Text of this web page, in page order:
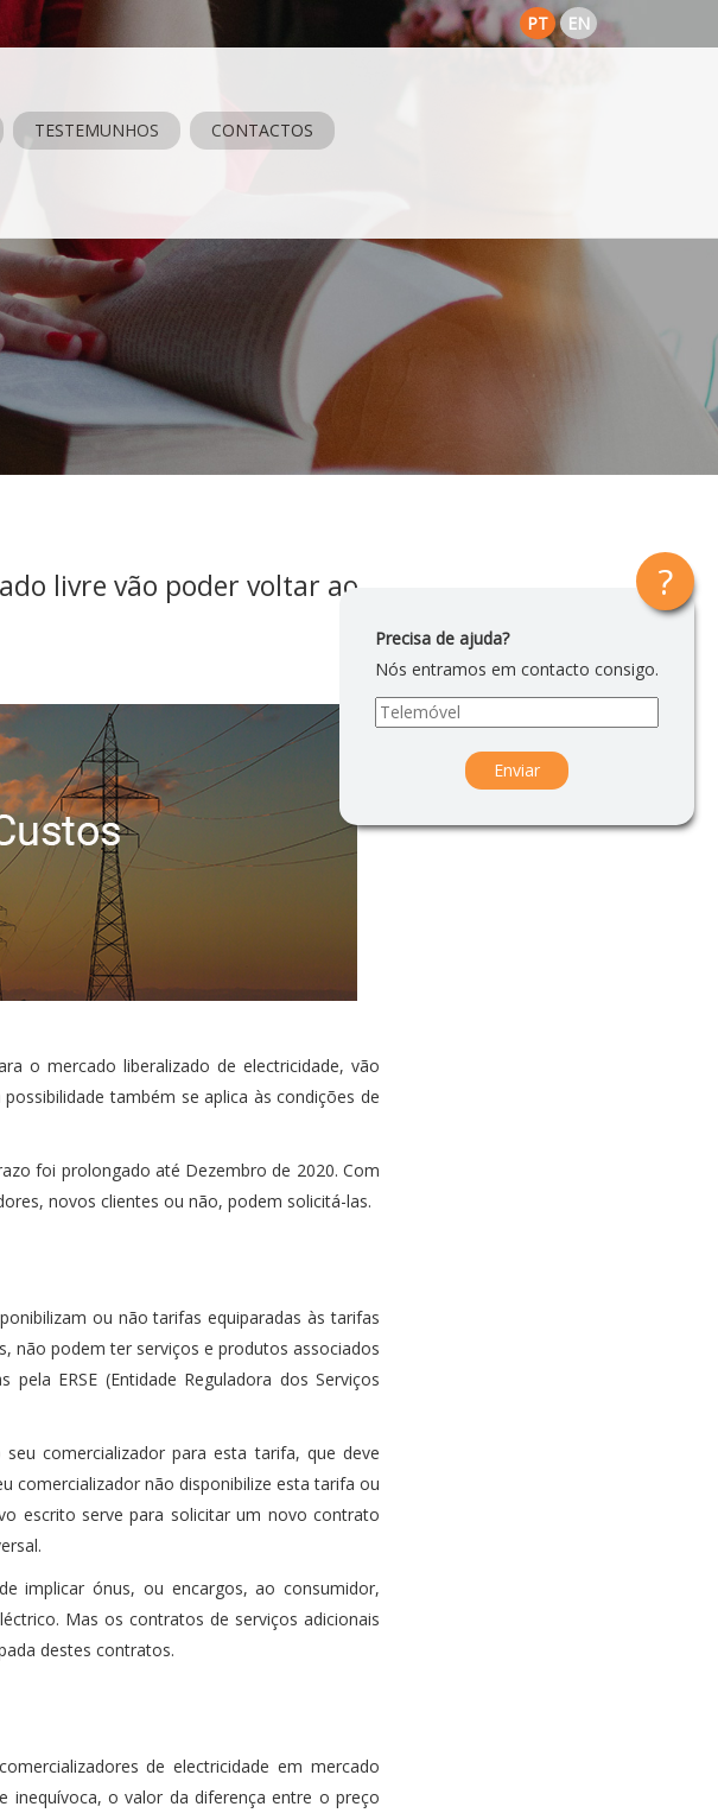
PT EN
TESTEMUNHOS CONTACTOS
Precisa de ajuda?
Nós entramos em contacto consigo.
livre vão poder voltar ao
o mercado liberalizado de electricidade, vão
também se aplica às condições de
foi prolongado até Dezembro de 2020. Com
novos clientes ou não, podem solicitá-las.
ou não tarifas equiparadas às tarifas
não podem ter serviços e produtos associados
ERSE (Entidade Reguladora dos Serviços
comercializador para esta tarifa, que deve
comercializador não disponibilize esta tarifa ou
escrito serve para solicitar um novo contrato
implicar ónus, ou encargos, ao consumidor,
Mas os contratos de serviços adicionais
destes contratos.
de electricidade em mercado
inequívoca, o valor da diferença entre o preço